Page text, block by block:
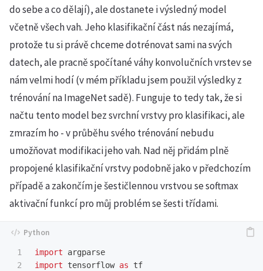
do sebe a co dělají), ale dostanete i výsledný model
včetně všech vah. Jeho klasifikační část nás nezajímá,
protože tu si právě chceme dotrénovat sami na svých
datech, ale pracně spočítané váhy konvolučních vrstev se
nám velmi hodí (v mém příkladu jsem použil výsledky z
trénování na ImageNet sadě). Funguje to tedy tak, že si
načtu tento model bez svrchní vrstvy pro klasifikaci, ale
zmrazím ho - v průběhu svého trénování nebudu
umožňovat modifikaci jeho vah. Nad něj přidám plně
propojené klasifikační vrstvy podobně jako v předchozím
případě a zakončím je šestičlennou vrstvou se softmax
aktivační funkcí pro můj problém se šesti třídami.
1
2
import
argparse
import
tensorflow as
tf